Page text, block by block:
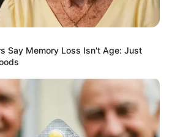
Say Memory Loss Isn't Age: Just